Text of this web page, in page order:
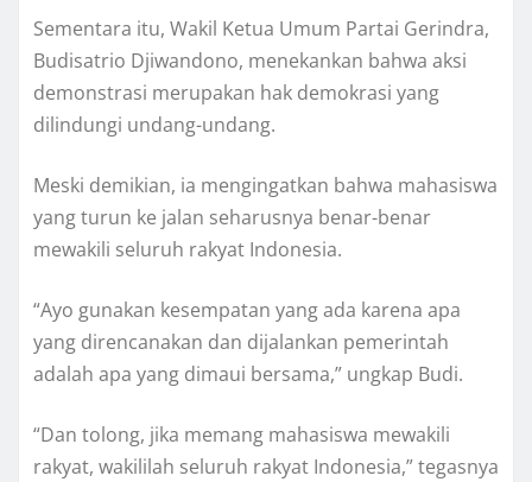
Sementara itu, Wakil Ketua Umum Partai Gerindra,
Budisatrio Djiwandono, menekankan bahwa aksi
demonstrasi merupakan hak demokrasi yang
dilindungi undang-undang.
Meski demikian, ia mengingatkan bahwa mahasiswa
yang turun ke jalan seharusnya benar-benar
mewakili seluruh rakyat Indonesia.
“Ayo gunakan kesempatan yang ada karena apa
yang direncanakan dan dijalankan pemerintah
adalah apa yang dimaui bersama,” ungkap Budi.
“Dan tolong, jika memang mahasiswa mewakili
rakyat, wakililah seluruh rakyat Indonesia,” tegasnya